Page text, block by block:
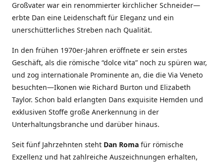
Großvater war ein renommierter kirchlicher Schneider—
erbte Dan eine Leidenschaft für Eleganz und ein
unerschütterliches Streben nach Qualität.
In den frühen 1970er-Jahren eröffnete er sein erstes
Geschäft, als die römische “dolce vita” noch zu spüren war,
und zog internationale Prominente an, die die Via Veneto
besuchten—Ikonen wie Richard Burton und Elizabeth
Taylor. Schon bald erlangten Dans exquisite Hemden und
exklusiven Stoffe große Anerkennung in der
Unterhaltungsbranche und darüber hinaus.
Seit fünf Jahrzehnten steht Dan Roma für römische
Exzellenz und hat zahlreiche Auszeichnungen erhalten,